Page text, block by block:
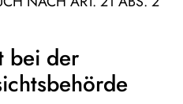
bei der